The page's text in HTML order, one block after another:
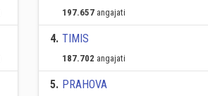
197.657 angajati
4. TIMIS
187.702 angajati
5. PRAHOVA